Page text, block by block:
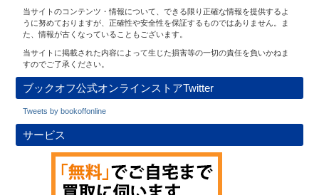
当サイトのコンテンツ・情報について、できる限り正確な情報を提供するよ
うに努めておりますが、正確性や安全性を保証するものではありません。ま
た、情報が古くなっていることもございます。
当サイトに掲載された内容によって生じた損害等の一切の責任を負いかねま
すのでご了承ください。
ブックオフ公式オンラインストアTwitter
Tweets by bookoffonline
サービス